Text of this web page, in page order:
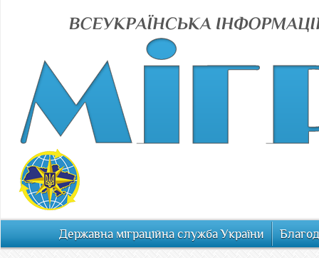
Державна міграційна служба України